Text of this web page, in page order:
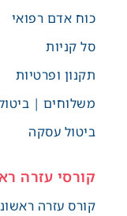
כוח אדם רפואי
סל קניות
תקנון ופרטיות
משלוחים |
ביטול עסקה
קורסי עזרה
קורס עזרה